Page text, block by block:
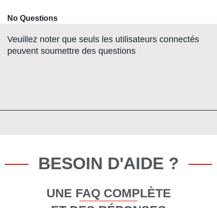
No Questions
Veuillez noter que seuls les utilisateurs connectés
peuvent soumettre des questions
BESOIN D'AIDE ?
UNE FAQ COMPLÈTE